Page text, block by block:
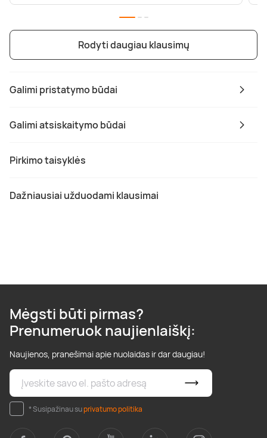
Galimi pristatymo būdai
Galimi atsiskaitymo būdai
Pirkimo taisyklės
Dažniausiai užduodami klausimai
Rodyti daugiau klausimų
Mėgsti būti pirmas?
Prenumeruok naujienlaiškį:
Naujienos, pranešimai apie nuolaidas ir dar daugiau!
* Susipažinau suprivatumo politika